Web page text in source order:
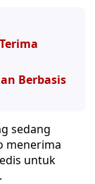
Berbasis
sedang
menerima
untuk